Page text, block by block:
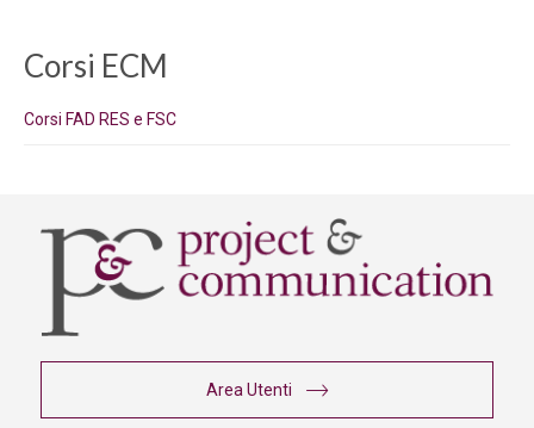
Corsi ECM
Corsi FAD RES e FSC
Area Utenti